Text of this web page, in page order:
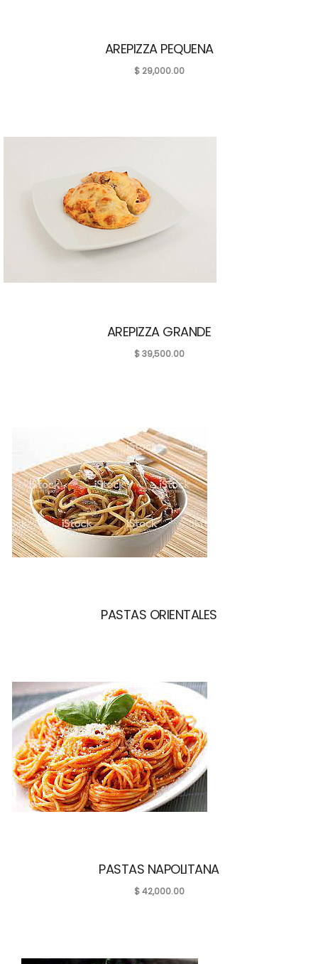
AREPIZZA PEQUENA
$ 29,000.00
AREPIZZA GRANDE
$39,500.00
PASTAS ORIENTALES
PASTAS NAPOLITANA
$42,000.00